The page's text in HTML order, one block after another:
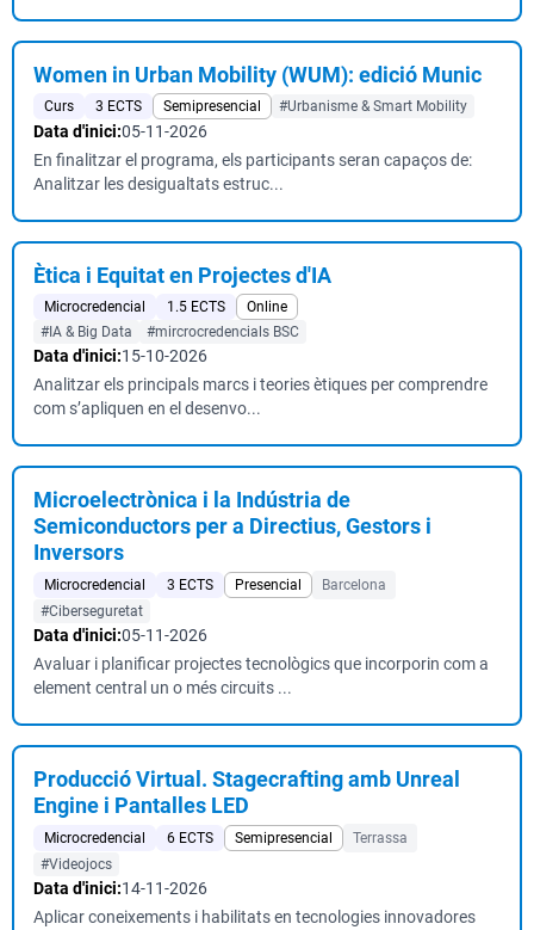
Women in Urban Mobility (WUM): edició Munic
Curs 3 ECTS Semipresencial #Urbanisme & Smart Mobility
Data d'inici:05-11-2026
En finalitzar el programa, els participants seran capaços de:
Analitzar les desigualtats estruc...
Ètica i Equitat en Projectes d'IA
Microcredencial 1.5 ECTS
Online
#IA & Big Data
#mircrocredencials BSC
Data d'inici:15-10-2026
Analitzar els principals marcs i teories ètiques per comprendre
com s’apliquen en el desenvo...
Microelectrònica i la Indústria de
Semiconductors per a Directius, Gestors i
Inversors
Microcredencial 3 ECTS Presencial
Barcelona
#Ciberseguretat
Data d'inici:05-11-2026
Avaluar i planificar projectes tecnològics que incorporin com a
element central un o més circuits ...
Producció Virtual. Stagecrafting amb Unreal
Engine i Pantalles LED
Microcredencial 6 ECTS Semipresencial
Terrassa
#Videojocs
Data d'inici:14-11-2026
Aplicar coneixements i habilitats en tecnologies innovadores